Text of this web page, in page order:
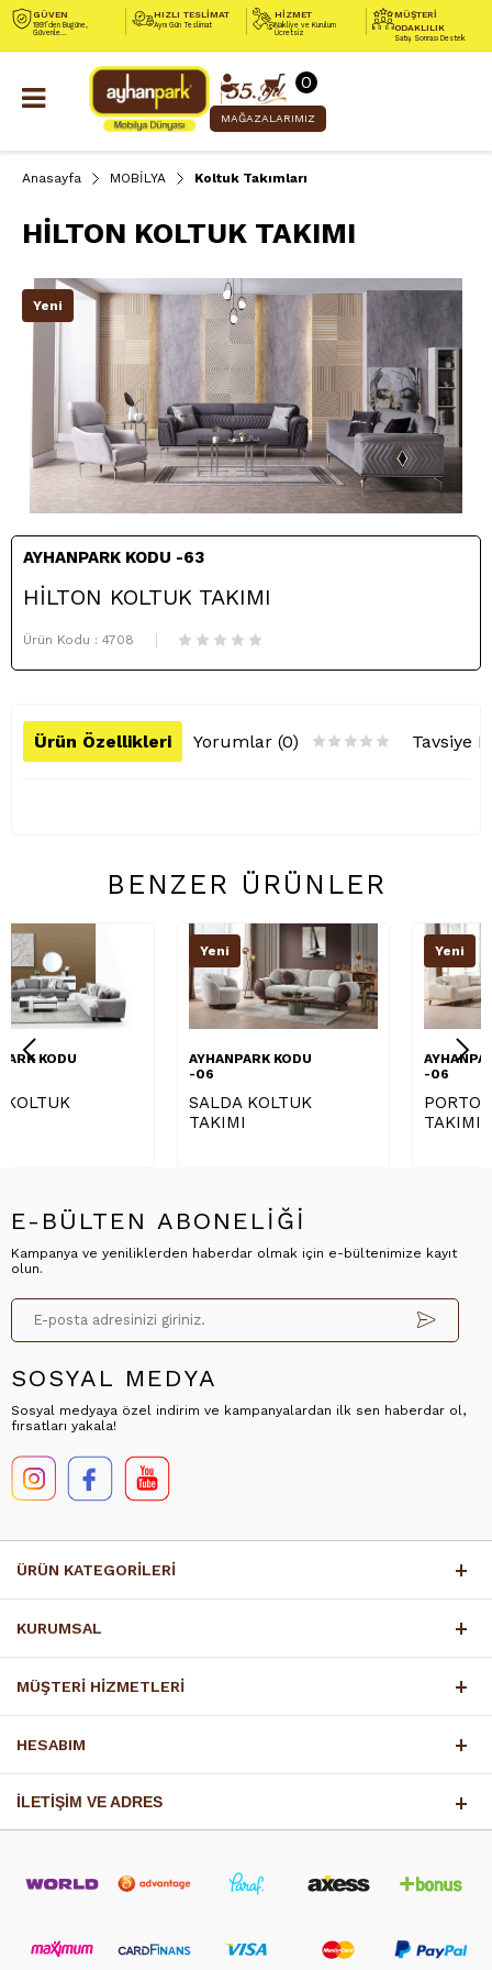
GÜVEN
1991’den Bugüne,
Güvenle...
HIZLI TESLİMAT
Aynı Gün Teslimat
HİZMET
Nakliye ve Kurulum
Ücretsiz
MÜŞTERİ
ODAKLILIK
Satış Sonrası Destek
0
MAĞAZALARIMIZ
Anasayfa MOBİLYA Koltuk Takımları
HİLTON KOLTUK TAKIMI
Yeni
AYHANPARK KODU -63
HİLTON KOLTUK TAKIMI
Ürün Kodu : 4708
Ürün Özellikleri Yorumlar (0) Tavsiye
BENZER ÜRÜNLER
AYHANPARK KODU
SALDA KOLTUK
Yeni
AYHANPARK KODU
PORTO KOLTUK
E-BÜLTEN ABONELİĞİ
Kampanya ve yeniliklerden haberdar olmak için e-bültenimize kayıt
olun.
SOSYAL MEDYA
Sosyal medyaya özel indirim ve kampanyalardan ilk sen haberdar ol,
fırsatları yakala!
ÜRÜN KATEGORİLERİ
KURUMSAL
MÜŞTERİ HİZMETLERİ
HESABIM
İLETİŞİM VE ADRES